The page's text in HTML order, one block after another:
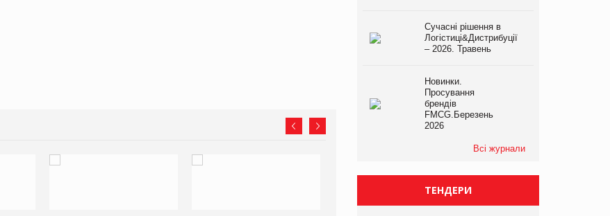
Сучасні рішення в
Логістиці&Дистрибуції
– 2026. Травень
Новинки.
Просування
брендів
FMCG.Березень
2026
Всі журнали
ТЕНДЕРИ